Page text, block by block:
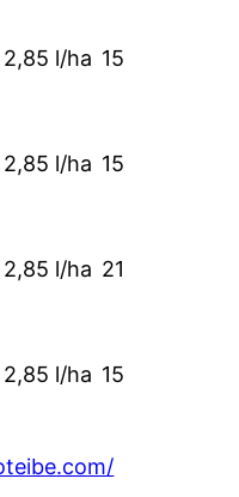
2,85 l/ha 15
2,85 l/ha 15
2,85 l/ha 21
2,85 l/ha 15